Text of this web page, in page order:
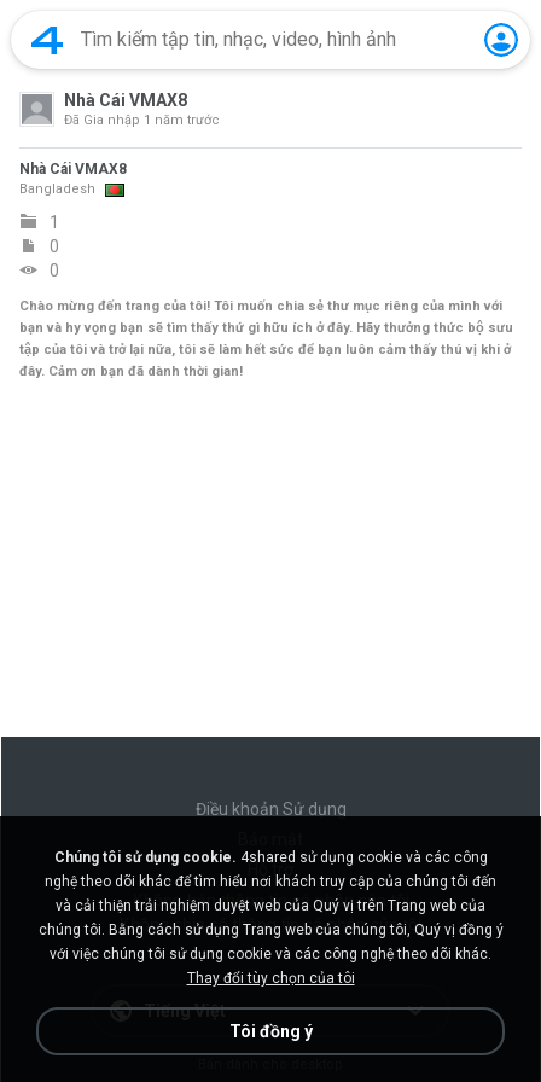
Nhà Cái VMAX8
Đã Gia nhập 1 năm trước
Nhà Cái VMAX8
Bangladesh
1
0
0
Chào mừng đến trang của tôi! Tôi muốn chia sẻ thư mục riêng của mình với
bạn và hy vọng bạn sẽ tìm thấy thứ gì hữu ích ở đây. Hãy thưởng thức bộ sưu
tập của tôi và trở lại nữa, tôi sẽ làm hết sức để bạn luôn cảm thấy thú vị khi ở
đây. Cảm ơn bạn đã dành thời gian!
Điều khoản Sử dụng
Không bán thông tin cá nhân của tôi
Không chia sẻ thông tin cá nhân của tôi
Tiếng Việt
Chúng tôi sử dụng cookie. 4shared sử dụng cookie và các công
nghệ theo dõi khác để tìm hiểu nơi khách truy cập của chúng tôi đến
và cải thiện trải nghiệm duyệt web của Quý vị trên Trang web của
chúng tôi. Bằng cách sử dụng Trang web của chúng tôi, Quý vị đồng ý
với việc chúng tôi sử dụng cookie và các công nghệ theo dõi khác.
Thay đổi tùy chọn của tôi
Tôi đồng ý